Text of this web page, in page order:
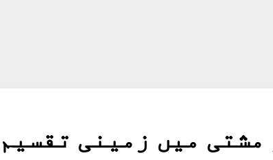
میں زمینی